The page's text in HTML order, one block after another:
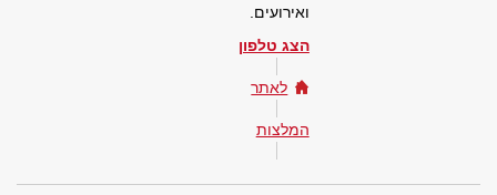
ואירועים.
הצג טלפון
לאתר
המלצות